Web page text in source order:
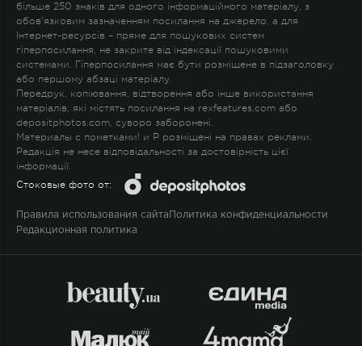
більше 250 знаків для одного інформаційного матеріалу, з
обов'язковим зазначенням посилання на джерело, а для
Інтернет-ресурсів – пряме для пошукових систем
гіперпосилання, не закрите від індексації пошуковими
системами. Гіперпосилання має бути розміщене в підзаголовку
або першому абзаці матеріалу.
Передрук, копіювання, відтворення або інше використання
матеріалів, які містять посилання на rexfeatures.com або
depositphotos.com, суворо заборонені.
Материалы с пометками! и P розміщені на правах реклами.
Редакція не несе відповідальності за достовірність цієї
інформації.
Стоковые фото от:
Правила использования сайта Политика конфиденциальности
Редакционная политика